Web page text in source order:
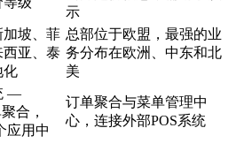
示
加坡、菲
西亚、泰
化
总部位于欧盟，最强的业
务分布在欧洲、中东和北
美
—
合，
应用中
订单聚合与菜单管理中
心，连接外部POS系统